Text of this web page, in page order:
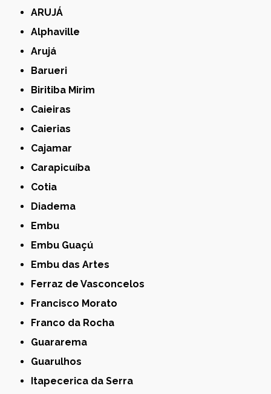
ARUJÁ
Alphaville
Arujá
Barueri
Biritiba Mirim
Caieiras
Caierias
Cajamar
Carapicuíba
Cotia
Diadema
Embu
Embu Guaçú
Embu das Artes
Ferraz de Vasconcelos
Francisco Morato
Franco da Rocha
Guararema
Guarulhos
Itapecerica da Serra